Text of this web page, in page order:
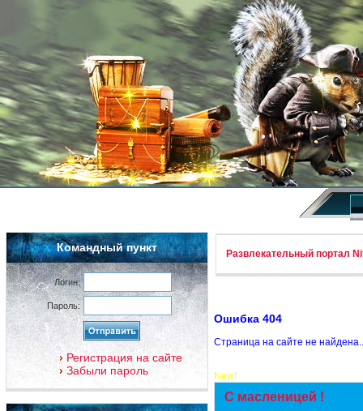
Командный пункт
Логин:
Пароль:
Регистрация на сайте
Забыли пароль
Развлекательный портал
Ошибка 404
Страница на сайте не
New!
С масленицей !